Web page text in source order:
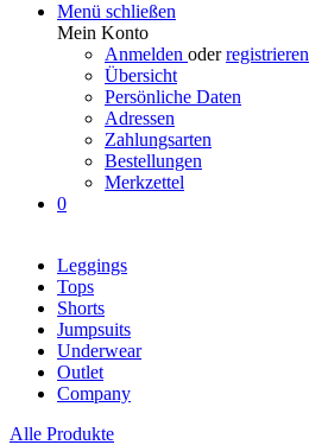
Menü schließen
Mein Konto
Anmelden oderregistrieren
Übersicht
Persönliche Daten
Adressen
Zahlungsarten
Bestellungen
Merkzettel
0
Leggings
Tops
Shorts
Jumpsuits
Underwear
Outlet
Company
Alle Produkte